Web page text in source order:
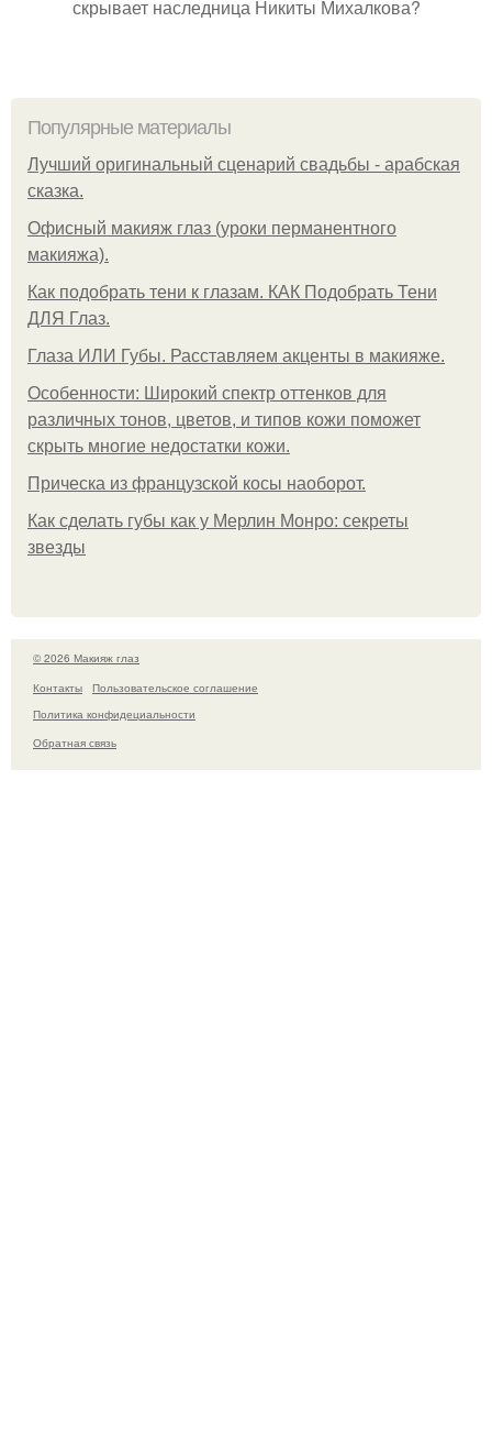
скрывает наследница Никиты Михалкова?
Популярные материалы
Лучший оригинальный сценарий свадьбы - арабская
сказка.
Офисный макияж глаз (уроки перманентного
макияжа).
Как подобрать тени к глазам. КАК Подобрать Тени
ДЛЯ Глаз.
Глаза ИЛИ Губы. Расставляем акценты в макияже.
Особенности: Широкий спектр оттенков для
различных тонов, цветов, и типов кожи поможет
скрыть многие недостатки кожи.
Прическа из французской косы наоборот.
Как сделать губы как у Мерлин Монро: секреты
звезды
© 2026 Макияж глаз
Контакты
Пользовательское соглашение
Политика конфидециальности
Обратная связь